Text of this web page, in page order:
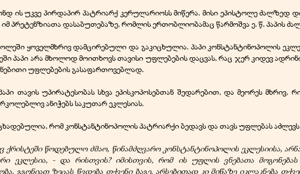
ის უკვე პირდაპირ პატრიარქ კერულარიოსს მიწერა. მისი ეპისტოლე ძალზედ
პრეტენზიათა დასაბუთებაზე, რომლის ერთობლიობამაც წარმოშვა ე. წ. პაპის
ყოველმხრივ დამცირებული და გაკიცხულია. პაპი კონსტანტინოპოლის
პაპი არა მხოლოდ მოითხოვს თავისი უფლებების დაცვას, რაც ჯერ კიდევ
უფლებების გასაფართოვებლად.
თავის უპირატესობას სხვა ეპისკოპოსებთან შედარებით, და მეორეს
ანიჭებს საკუთარ ეკლესიას.
რომ კონსტანტინოპოლის პატრიარქი ბედავს და თავს უფლებას აძლევს
ქრისტეში წოდებულო ძმაო, წინამძღვარო კონსტანტინოპოლის ეკლესიისა,
ეკლესია, -და რისთვის? იმისთვის, რომ ის უფლის ვნებათა
გგონიათ ზეცას წვდება თქვენი ბაგე, არსებითად კი მიწაზე იკლაკნება